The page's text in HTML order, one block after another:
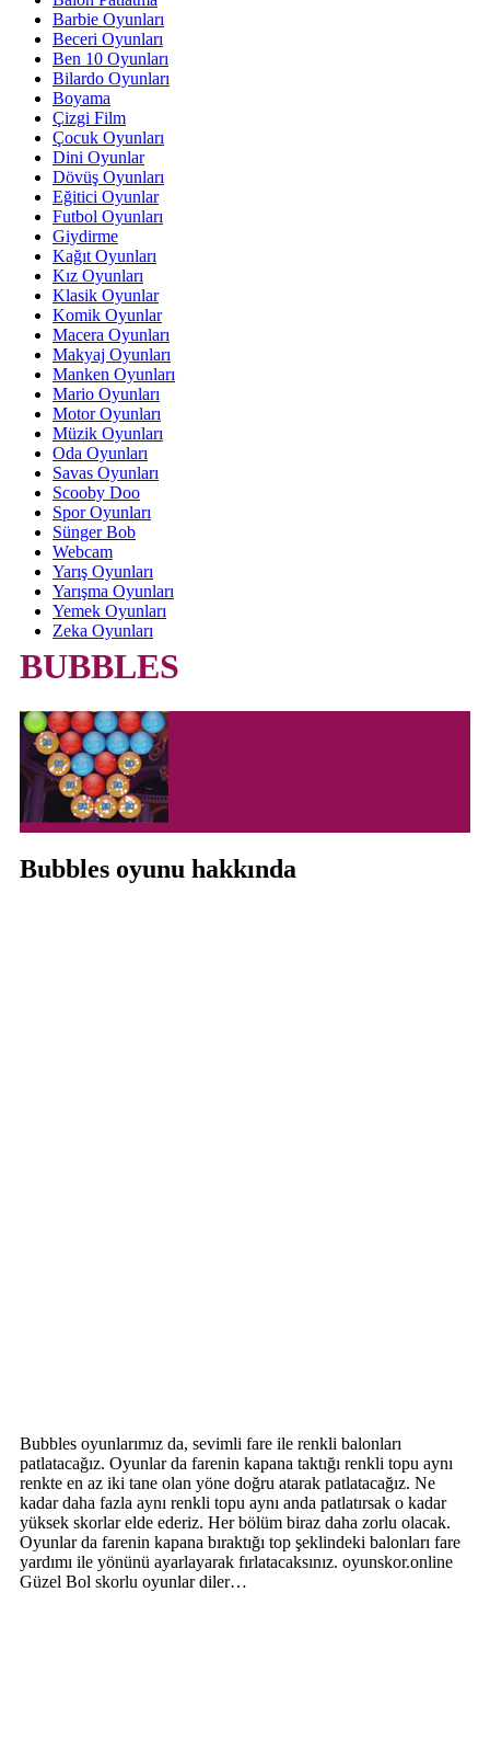
Barbie Oyunları
Beceri Oyunları
Ben 10 Oyunları
Bilardo Oyunları
Boyama
Çizgi Film
Çocuk Oyunları
Dini Oyunlar
Dövüş Oyunları
Eğitici Oyunlar
Futbol Oyunları
Giydirme
Kağıt Oyunları
Kız Oyunları
Klasik Oyunlar
Komik Oyunlar
Macera Oyunları
Makyaj Oyunları
Manken Oyunları
Mario Oyunları
Motor Oyunları
Müzik Oyunları
Oda Oyunları
Savas Oyunları
Scooby Doo
Spor Oyunları
Sünger Bob
Webcam
Yarış Oyunları
Yarışma Oyunları
Yemek Oyunları
Zeka Oyunları
BUBBLES
Bubbles oyunu hakkında
Bubbles oyunlarımız da, sevimli fare ile renkli balonları
patlatacağız. Oyunlar da farenin kapana taktığı renkli topu aynı
renkte en az iki tane olan yöne doğru atarak patlatacağız. Ne
kadar daha fazla aynı renkli topu aynı anda patlatırsak o kadar
yüksek skorlar elde ederiz. Her bölüm biraz daha zorlu olacak.
Oyunlar da farenin kapana bıraktığı top şeklindeki balonları fare
yardımı ile yönünü ayarlayarak fırlatacaksınız. oyunskor.online
Güzel Bol skorlu oyunlar diler…